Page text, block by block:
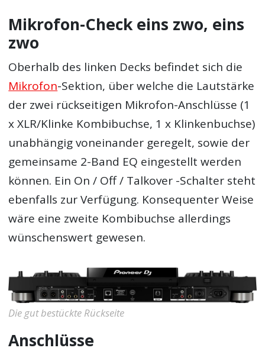
Mikrofon-Check eins zwo, eins
zwo
Oberhalb des linken Decks befindet sich die
Mikrofon-Sektion, über welche die Lautstärke
der zwei rückseitigen Mikrofon-Anschlüsse (1
x XLR/Klinke Kombibuchse, 1 x Klinkenbuchse)
unabhängig voneinander geregelt, sowie der
gemeinsame 2-Band EQ eingestellt werden
können. Ein On / Off / Talkover -Schalter steht
ebenfalls zur Verfügung. Konsequenter Weise
wäre eine zweite Kombibuchse allerdings
wünschenswert gewesen.
Die gut bestückte Rückseite
Anschlüsse